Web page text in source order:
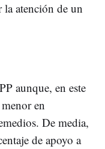
la atención de un
aunque, en este
en
De media,
de apoyo a